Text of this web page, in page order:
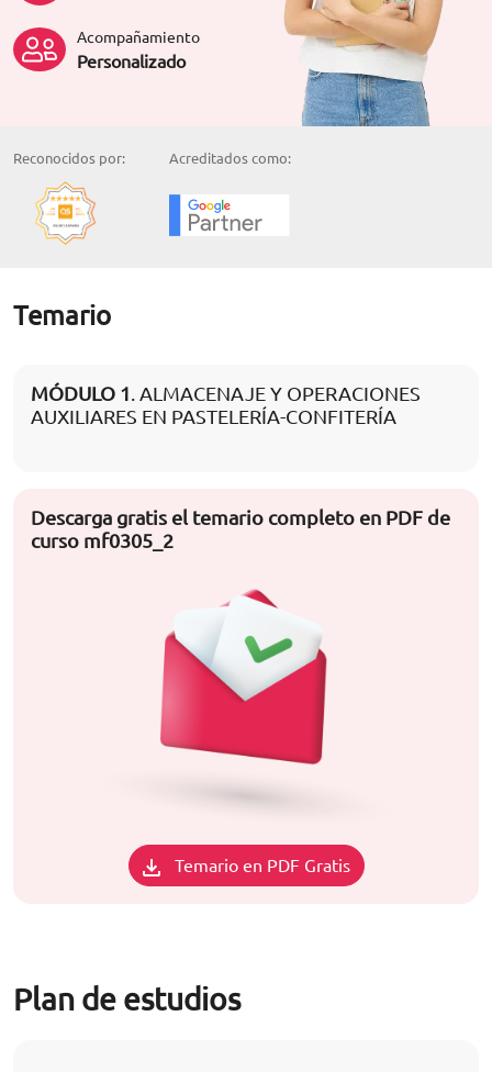
Acompañamiento
Personalizado
Reconocidos por: Acreditados como:
Temario
MÓDULO 1. ALMACENAJE Y OPERACIONES
AUXILIARES EN PASTELERÍA-CONFITERÍA
Descarga gratis el temario completo en PDF de
curso mf0305_2
Temario en PDF Gratis
Plan de estudios